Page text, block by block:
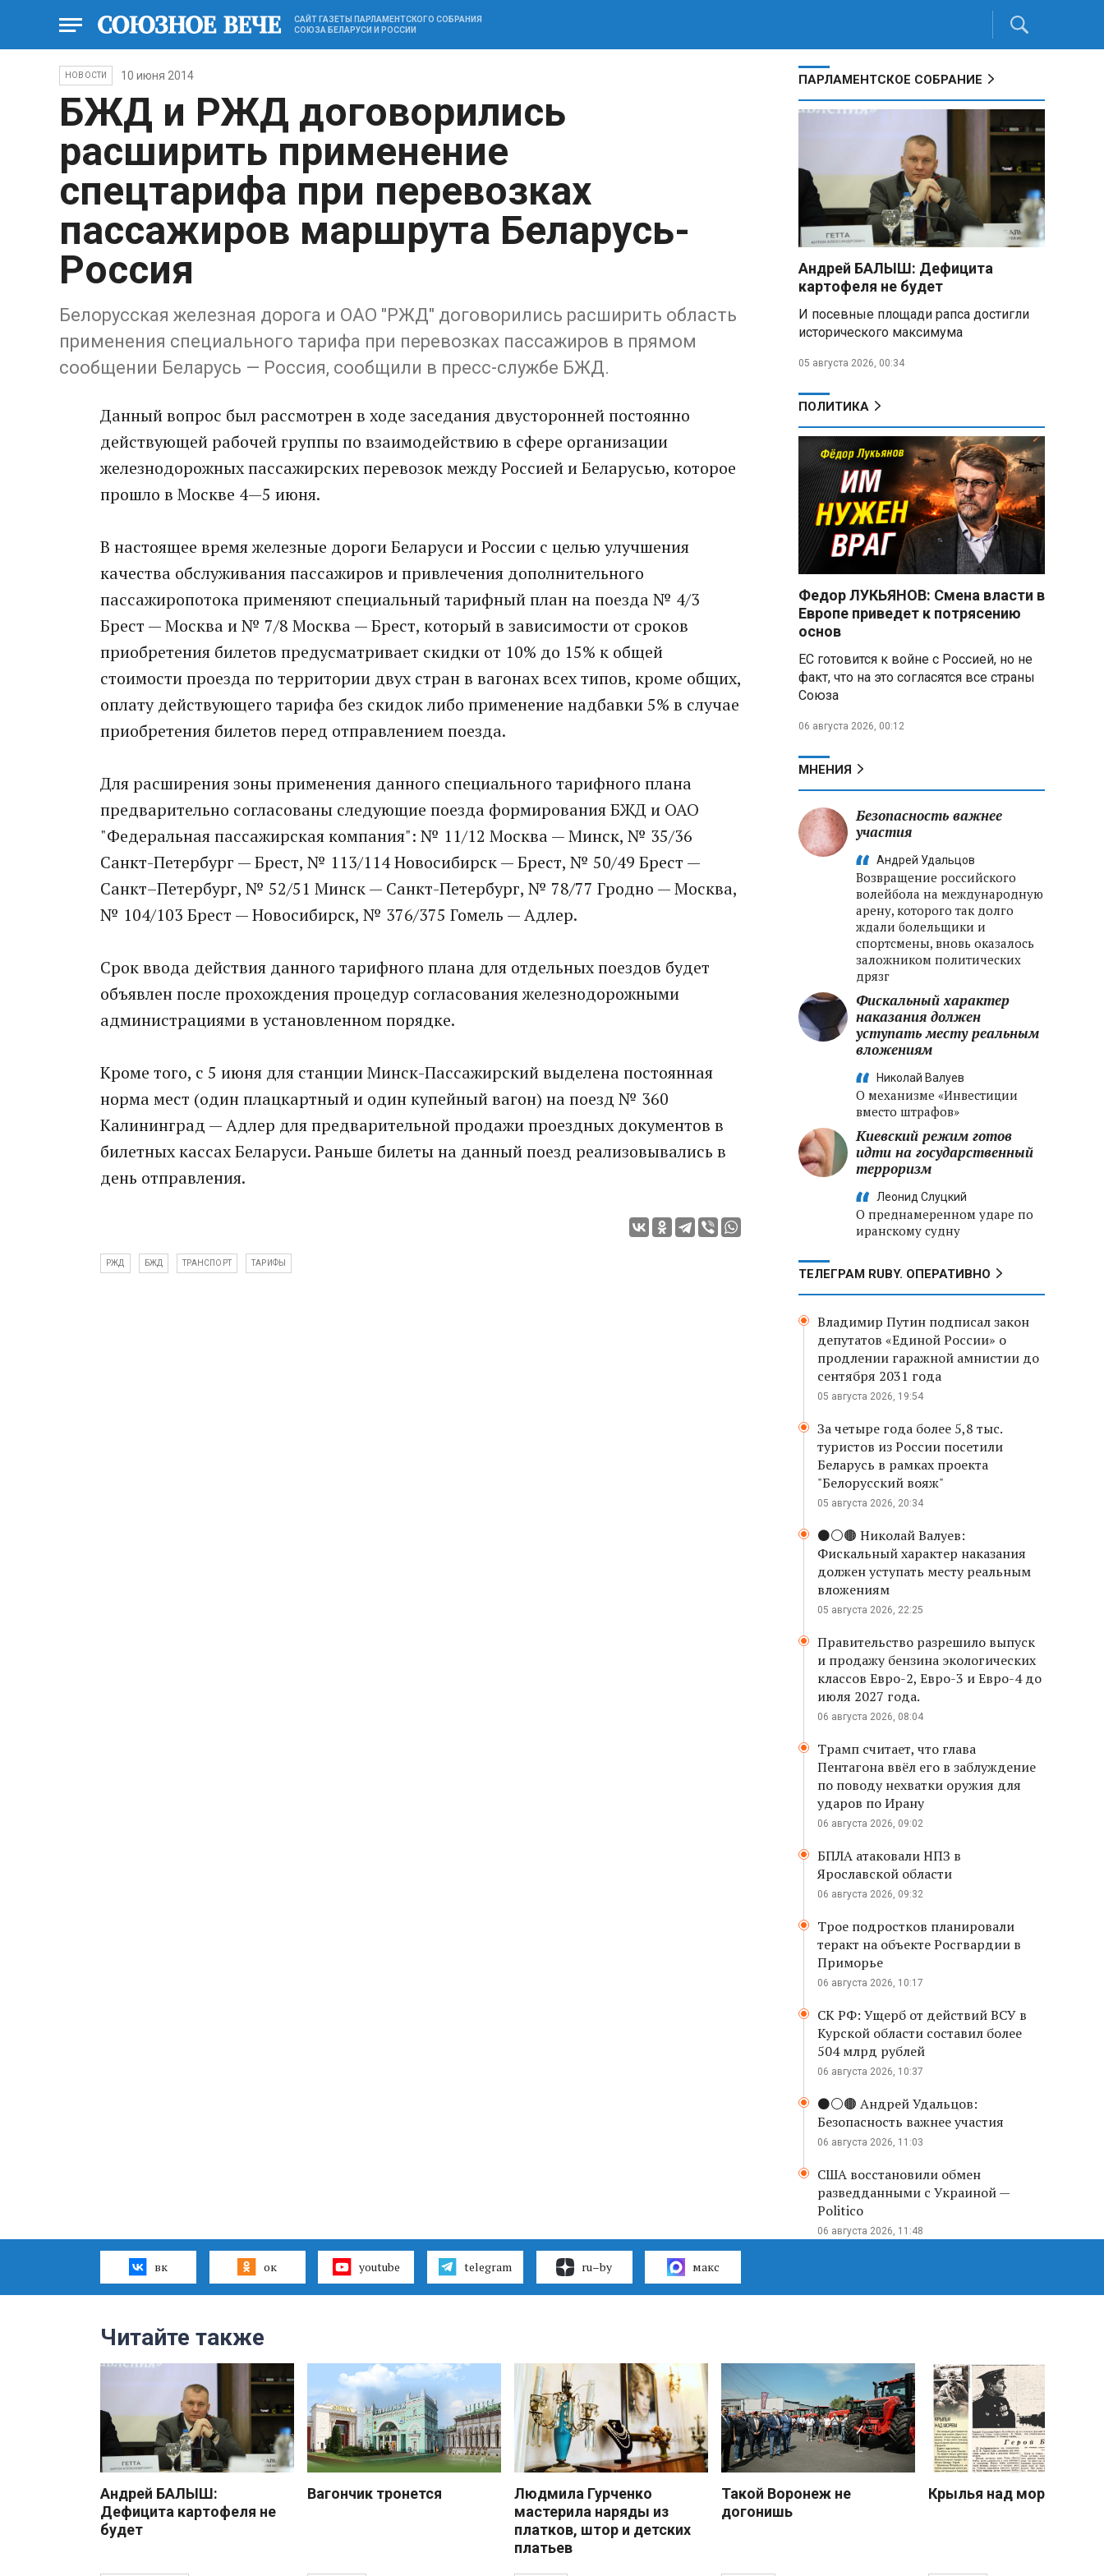
САЙТ ГАЗЕТЫ ПАРЛАМЕНТСКОГО СОБРАНИЯ
СОЮЗА БЕЛАРУСИ И РОССИИ
НОВОСТИ 10 июня 2014
БЖД и РЖД договорились
расширить применение
спецтарифа при перевозках
пассажиров маршрута Беларусь-
Россия
Белорусская железная дорога и ОАО "РЖД" договорились расширить область
применения специального тарифа при перевозках пассажиров в прямом
сообщении Беларусь — Россия, сообщили в пресс-службе БЖД.
Данный вопрос был рассмотрен в ходе заседания двусторонней постоянно
действующей рабочей группы по взаимодействию в сфере организации
железнодорожных пассажирских перевозок между Россией и Беларусью, которое
прошло в Москве 4—5 июня.
В настоящее время железные дороги Беларуси и России с целью улучшения
качества обслуживания пассажиров и привлечения дополнительного
пассажиропотока применяют специальный тарифный план на поезда № 4/3
Брест — Москва и № 7/8 Москва — Брест, который в зависимости от сроков
приобретения билетов предусматривает скидки от 10% до 15% к общей
стоимости проезда по территории двух стран в вагонах всех типов, кроме общих,
оплату действующего тарифа без скидок либо применение надбавки 5% в случае
приобретения билетов перед отправлением поезда.
Для расширения зоны применения данного специального тарифного плана
предварительно согласованы следующие поезда формирования БЖД и ОАО
"Федеральная пассажирская компания": № 11/12 Москва — Минск, № 35/36
Санкт-Петербург — Брест, № 113/114 Новосибирск — Брест, № 50/49 Брест —
Санкт–Петербург, № 52/51 Минск — Санкт-Петербург, № 78/77 Гродно — Москва,
№ 104/103 Брест — Новосибирск, № 376/375 Гомель — Адлер.
Срок ввода действия данного тарифного плана для отдельных поездов будет
объявлен после прохождения процедур согласования железнодорожными
администрациями в установленном порядке.
Кроме того, с 5 июня для станции Минск-Пассажирский выделена постоянная
норма мест (один плацкартный и один купейный вагон) на поезд № 360
Калининград — Адлер для предварительной продажи проездных документов в
билетных кассах Беларуси. Раньше билеты на данный поезд реализовывались в
день отправления.
РЖД БЖД ТРАНСПОРТ ТАРИФЫ
ПАРЛАМЕНТСКОЕ СОБРАНИЕ
Андрей БАЛЫШ: Дефицита
картофеля не будет
И посевные площади рапса достигли
исторического максимума
05 августа 2026, 00:34
ПОЛИТИКА
Федор ЛУКЬЯНОВ: Смена власти в
Европе приведет к потрясению
основ
ЕС готовится к войне с Россией, но не
факт, что на это согласятся все страны
Союза
06 августа 2026, 00:12
МНЕНИЯ
Безопасность важнее
участия
Андрей Удальцов
Возвращение российского
волейбола на международную
арену, которого так долго
ждали болельщики и
спортсмены, вновь оказалось
заложником политических
дрязг
Фискальный характер
наказания должен
уступать месту реальным
вложениям
Николай Валуев
О механизме «Инвестиции
вместо штрафов»
Киевский режим готов
идти на государственный
терроризм
Леонид Слуцкий
О преднамеренном ударе по
иранскому судну
ТЕЛЕГРАМ RUBY. ОПЕРАТИВНО
Владимир Путин подписал закон
депутатов «Единой России» о
продлении гаражной амнистии до
сентября 2031 года
05 августа 2026, 19:54
За четыре года более 5,8 тыс.
туристов из России посетили
Беларусь в рамках проекта
"Белорусский вояж"
05 августа 2026, 20:34
⚫️⚪️🟤 Николай Валуев:
Фискальный характер наказания
должен уступать месту реальным
вложениям
05 августа 2026, 22:25
Правительство разрешило выпуск
и продажу бензина экологических
классов Евро-2, Евро-3 и Евро-4 до
июля 2027 года.
06 августа 2026, 08:04
Трамп считает, что глава
Пентагона ввёл его в заблуждение
по поводу нехватки оружия для
ударов по Ирану
06 августа 2026, 09:02
БПЛА атаковали НПЗ в
Ярославской области
06 августа 2026, 09:32
Трое подростков планировали
теракт на объекте Росгвардии в
Приморье
06 августа 2026, 10:17
СК РФ: Ущерб от действий ВСУ в
Курской области составил более
504 млрд рублей
06 августа 2026, 10:37
⚫️⚪️🟤 Андрей Удальцов:
Безопасность важнее участия
06 августа 2026, 11:03
США восстановили обмен
разведданными с Украиной —
Politico
06 августа 2026, 11:48
вк ок youtube telegram ru–by макс
Читайте также
Андрей БАЛЫШ:
Дефицита картофеля не
будет
Вагончик тронется
Людмила Гурченко
мастерила наряды из
платков, штор и детских
платьев
Такой Воронеж не
догонишь
Крылья над морем